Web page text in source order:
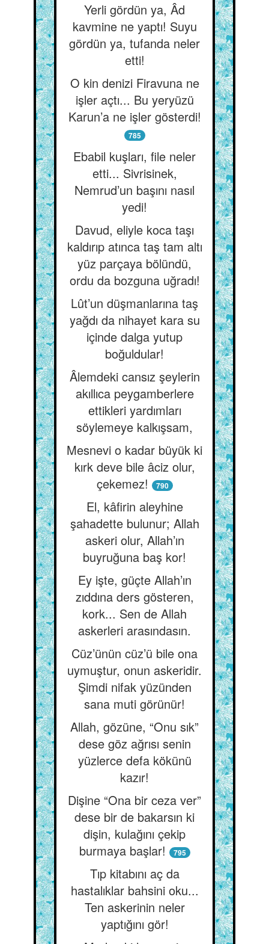
Yerli gördün ya, Âd
kavmine ne yaptı! Suyu
gördün ya, tufanda neler
etti!
O kin denizi Firavuna ne
işler açtı... Bu yeryüzü
Karun’a ne işler gösterdi!
785
Ebabil kuşları, file neler
etti... Sivrisinek,
Nemrud’un başını nasıl
yedi!
Davud, eliyle koca taşı
kaldırıp atınca taş tam altı
yüz parçaya bölündü,
ordu da bozguna uğradı!
Lût’un düşmanlarına taş
yağdı da nihayet kara su
içinde dalga yutup
boğuldular!
Âlemdeki cansız şeylerin
akıllıca peygamberlere
ettikleri yardımları
söylemeye kalkışsam,
Mesnevi o kadar büyük ki
kırk deve bile âciz olur,
çekemez!
790
El, kâfirin aleyhine
şahadette bulunur; Allah
askeri olur, Allah’ın
buyruğuna baş kor!
Ey işte, güçte Allah’ın
zıddına ders gösteren,
kork... Sen de Allah
askerleri arasındasın.
Cüz’ünün cüz’ü bile ona
uymuştur, onun askeridir.
Şimdi nifak yüzünden
sana muti görünür!
Allah, gözüne, “Onu sık”
dese göz ağrısı senin
yüzlerce defa kökünü
kazır!
Dişine “Ona bir ceza ver”
dese bir de bakarsın ki
dişin, kulağını çekip
burmaya başlar!
795
Tıp kitabını aç da
hastalıklar bahsini oku...
Ten askerinin neler
yaptığını gör!